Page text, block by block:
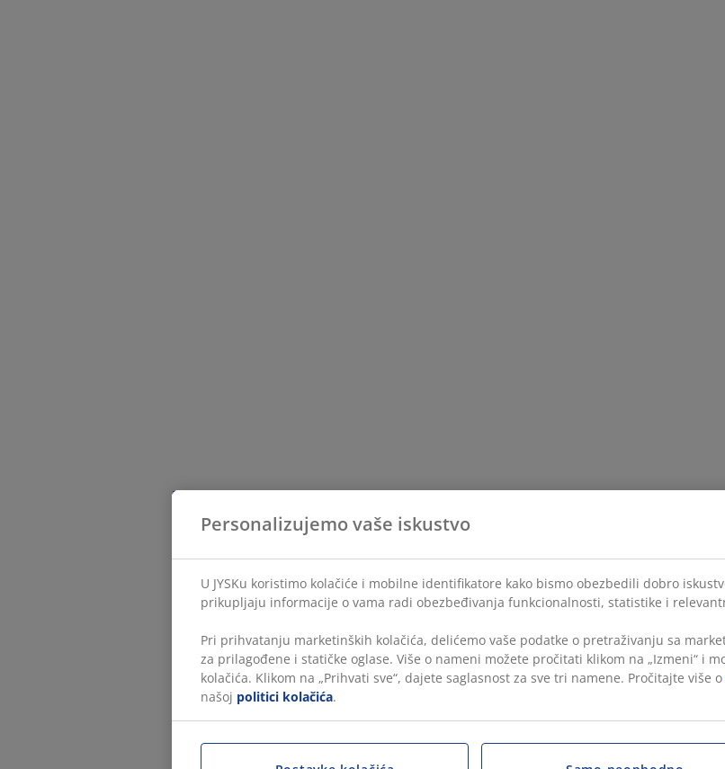
Personalizujemo vaše iskustvo
U JYSKu koristimo kolačiće i mobilne identifikatore kako bismo obezbedili dobro
prikupljaju informacije o vama radi obezbeđivanja funkcionalnosti, statistike i
Pri prihvatanju marketinških kolačića, delićemo vaše podatke o pretraživanju sa
za prilagođene i statičke oglase. Više o nameni možete pročitati klikom na „Izmeni“ i
kolačića. Klikom na „Prihvati sve“, dajete saglasnost za sve tri namene. Pročitajte više o
našoj politici kolačića.